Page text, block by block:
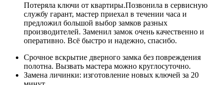
Потеряла ключи от квартиры.Позвонила в сервисную
службу гарант, мастер приехал в течении часа и
предложил большой выбор замков разных
производителей. Заменил замок очень качественно и
оперативно. Всё быстро и надежно, спасибо.
Срочное вскрытие дверного замка без повреждения
полотна. Вызвать мастера можно круглосуточно.
Замена личинки: изготовление новых ключей за 20